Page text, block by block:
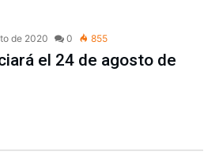
de 2020 0 855
el 24 de agosto de